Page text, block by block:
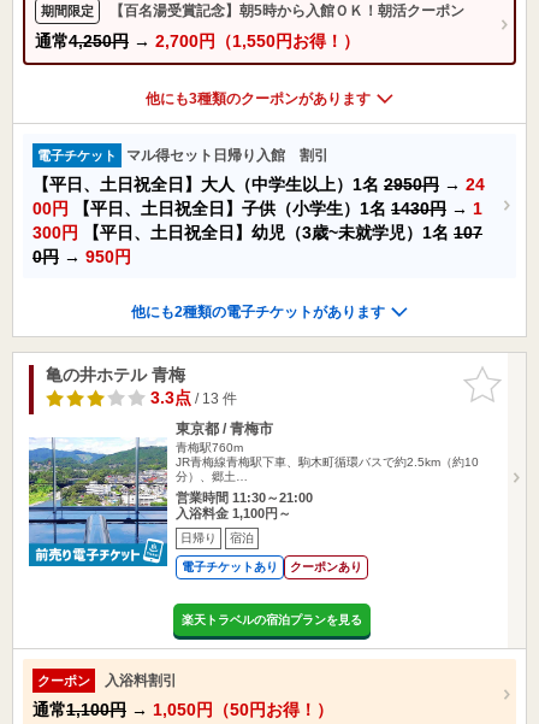
期間限定 【百名湯受賞記念】朝5時から入館ＯＫ！朝活クーポン
通常4,250円 → 2,700円（1,550円お得！）
他にも3種類のクーポンがあります
電子チケット マル得セット日帰り入館 割引
【平日、土日祝全日】大人（中学生以上）1名 2950円 → 24
00円
【平日、土日祝全日】子供（小学生）1名 1430円 → 1
300円
【平日、土日祝全日】幼児（3歳~未就学児）1名 107
0円 → 950円
他にも2種類の電子チケットがあります
お気に入
りに追加
亀の井ホテル 青梅
3.3点/ 13 件
東京都 / 青梅市
青梅駅760m
JR青梅線青梅駅下車、駒木町循環バスで約2.5km（約10
分）、郷土…
営業時間 11:30～21:00
入浴料金 1,100円～
日帰り 宿泊
電子チケットあり クーポンあり
楽天トラベルの宿泊プランを見る
クーポン 入浴料割引
通常1,100円 → 1,050円（50円お得！）